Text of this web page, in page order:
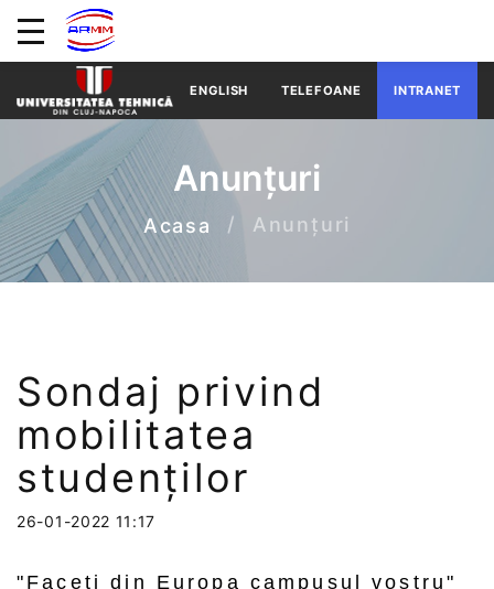
ENGLISH TELEFOANE INTRANET
Anunțuri
Acasa Anunțuri
Sondaj privind
mobilitatea
studenților
26-01-2022 11:17
"Faceți din Europa campusul vostru"